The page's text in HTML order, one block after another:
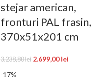
stejar american,
fronturi PAL frasin,
370x51x201 cm
3.238,80lei 2.699,00lei
-17%